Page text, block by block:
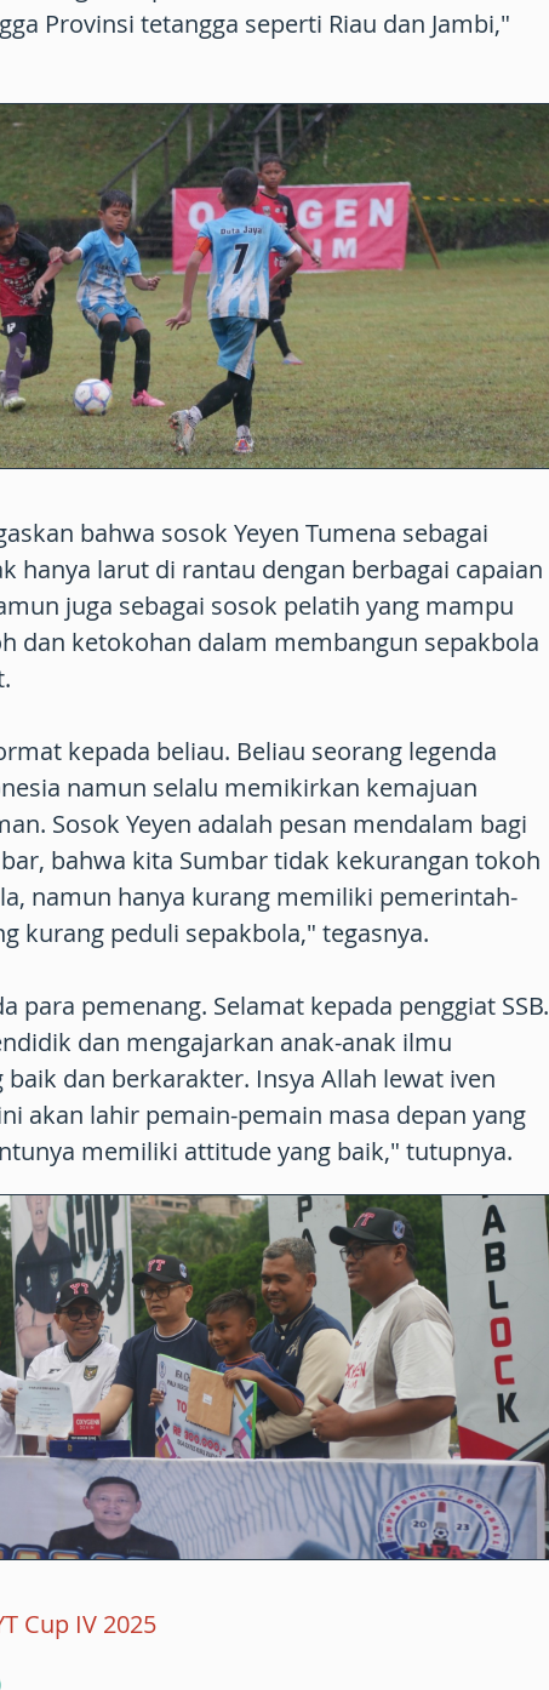
Provinsi tetangga seperti Riau dan Jambi,"
bahwa sosok Yeyen Tumena sebagai
hanya larut di rantau dengan berbagai capaian
juga sebagai sosok pelatih yang mampu
dan ketokohan dalam membangun sepakbola
kepada beliau. Beliau seorang legenda
namun selalu memikirkan kemajuan
Sosok Yeyen adalah pesan mendalam bagi
bahwa kita Sumbar tidak kekurangan tokoh
namun hanya kurang memiliki pemerintah-
kurang peduli sepakbola," tegasnya.
para pemenang. Selamat kepada penggiat SSB.
dan mengajarkan anak-anak ilmu
baik dan berkarakter. Insya Allah lewat iven
akan lahir pemain-pemain masa depan yang
memiliki attitude yang baik," tutupnya.
Cup IV 2025